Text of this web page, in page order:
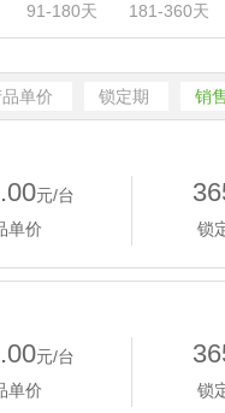
91-180天 181-360天
单价 锁定期 销
元/台
单价
锁
元/台
单价
锁